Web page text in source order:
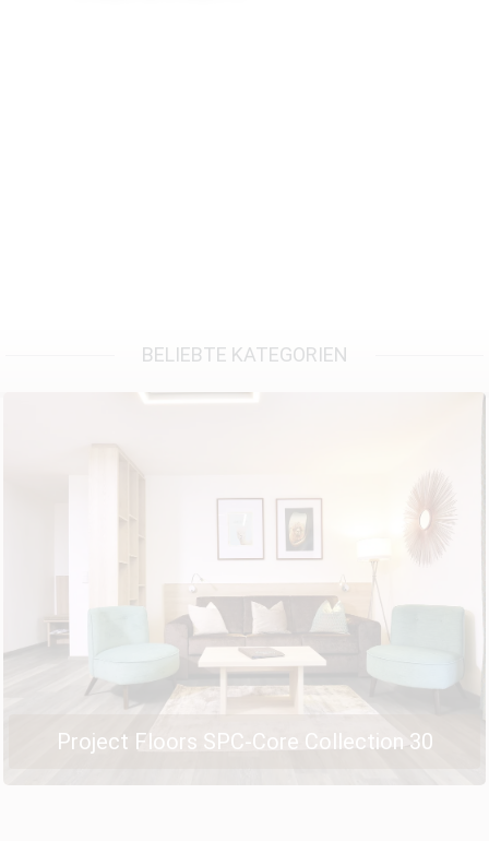
BELIEBTE KATEGORIEN
Project Floors SPC-Core Collection 30